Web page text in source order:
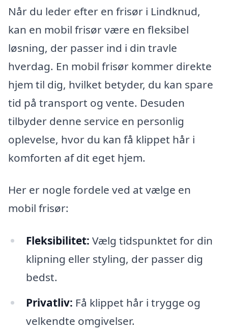
Når du leder efter en frisør i Lindknud,
kan en mobil frisør være en fleksibel
løsning, der passer ind i din travle
hverdag. En mobil frisør kommer direkte
hjem til dig, hvilket betyder, du kan spare
tid på transport og vente. Desuden
tilbyder denne service en personlig
oplevelse, hvor du kan få klippet hår i
komforten af dit eget hjem.
Her er nogle fordele ved at vælge en
mobil frisør:
Fleksibilitet: Vælg tidspunktet for din
klipning eller styling, der passer dig
bedst.
Privatliv: Få klippet hår i trygge og
velkendte omgivelser.